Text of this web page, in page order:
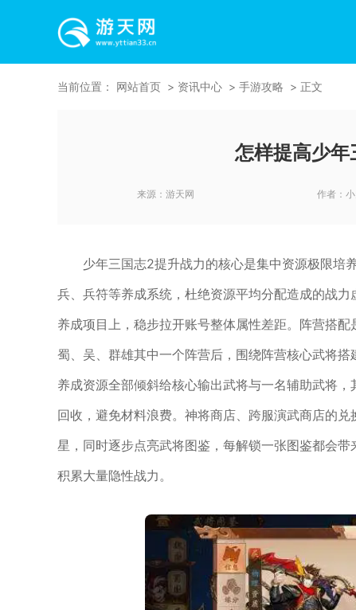
当前位置： 网站首页 资讯中心 手游攻略 正文
怎样提高少
来源： 游天网 作者：
少年三国志2提升战力的核心是集中资源极限培
兵、兵符等养成系统，杜绝资源平均分配造成的战
养成项目上，稳步拉开账号整体属性差距。阵营搭
蜀、吴、群雄其中一个阵营后，围绕阵营核心武将
养成资源全部倾斜给核心输出武将与一名辅助武将
回收，避免材料浪费。神将商店、跨服演武商店的
星，同时逐步点亮武将图鉴，每解锁一张图鉴都会
积累大量隐性战力。